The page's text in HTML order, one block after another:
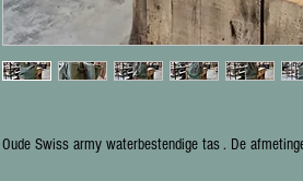
Oude Swiss army waterbestendige tas . De